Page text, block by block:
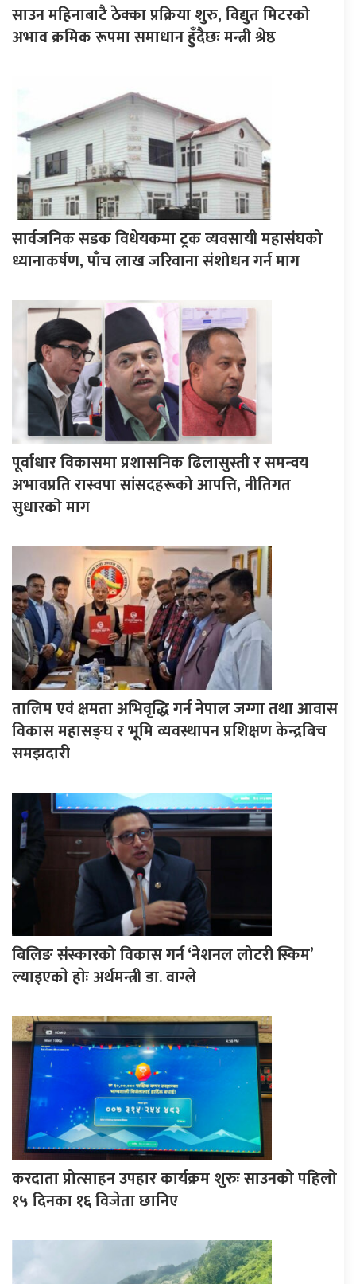
साउन महिनाबाटै ठेक्का प्रक्रिया शुरु, विद्युत मिटरको
अभाव क्रमिक रूपमा समाधान हुँदैछः मन्त्री श्रेष्ठ
सार्वजनिक सडक विधेयकमा ट्रक व्यवसायी महासंघको
ध्यानाकर्षण, पाँच लाख जरिवाना संशोधन गर्न माग
पूर्वाधार विकासमा प्रशासनिक ढिलासुस्ती र समन्वय
अभावप्रति रास्वपा सांसदहरूको आपत्ति, नीतिगत
सुधारको माग
तालिम एवं क्षमता अभिवृद्धि गर्न नेपाल जग्गा तथा आवास
विकास महासङ्घ र भूमि व्यवस्थापन प्रशिक्षण केन्द्रबिच
समझदारी
बिलिङ संस्कारको विकास गर्न ‘नेशनल लोटरी स्किम’
ल्याइएकाे हाेः अर्थमन्त्री डा. वाग्ले
करदाता प्रोत्साहन उपहार कार्यक्रम शुरुः साउनको पहिलो
१५ दिनका १६ विजेता छानिए